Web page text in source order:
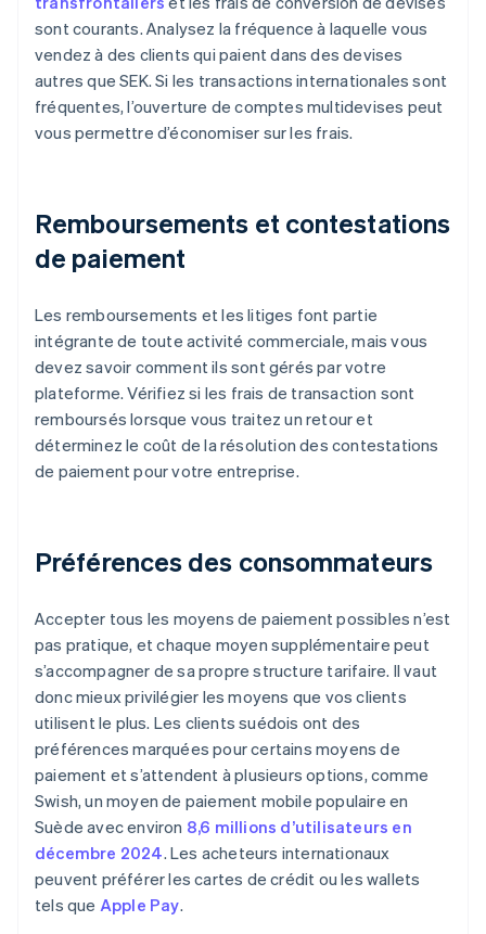
sont courants. Analysez la fréquence à laquelle vous
vendez à des clients qui paient dans des devises
autres que SEK. Si les transactions internationales sont
fréquentes, l’ouverture de comptes multidevises peut
vous permettre d’économiser sur les frais.
Remboursements et contestations
de paiement
Les remboursements et les litiges font partie
intégrante de toute activité commerciale, mais vous
devez savoir comment ils sont gérés par votre
plateforme. Vérifiez si les frais de transaction sont
remboursés lorsque vous traitez un retour et
déterminez le coût de la résolution des contestations
de paiement pour votre entreprise.
Préférences des consommateurs
Accepter tous les moyens de paiement possibles n’est
pas pratique, et chaque moyen supplémentaire peut
s’accompagner de sa propre structure tarifaire. Il vaut
donc mieux privilégier les moyens que vos clients
utilisent le plus. Les clients suédois ont des
préférences marquées pour certains moyens de
paiement et s’attendent à plusieurs options, comme
Swish, un moyen de paiement mobile populaire en
Suède avec environ 8,6 millions d’utilisateurs en
décembre 2024. Les acheteurs internationaux
peuvent préférer les cartes de crédit ou les wallets
tels que Apple Pay.